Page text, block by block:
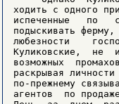
ходить с одного
испеченные   по
подыскивать
любезности
Куликовские,  не
возможных
раскрывая
по-прежнему
агентов  по